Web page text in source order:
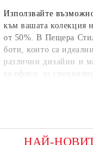
Използвайте
към вашата колекция
от 50%. В Пещера
боти, които са
различни дизайни и
за офиса, за
НАЙ-